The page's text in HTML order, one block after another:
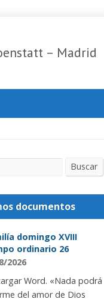
– Madrid
Buscar
documentos
domingo XVIII
ordinario 26
2026
Word. «Nada podrá
del amor de Dios